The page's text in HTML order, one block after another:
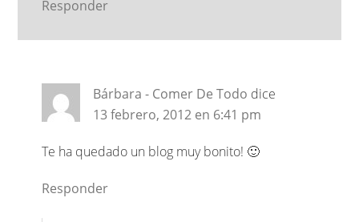
Responder
Bárbara - Comer De Todo dice
13 febrero, 2012 en 6:41 pm
Te ha quedado un blog muy bonito! 🙂
Responder